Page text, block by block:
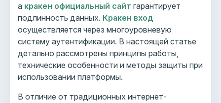
а кракен официальный сайт гарантирует
подлинность данных. Кракен вход
осуществляется через многоуровневую
систему аутентификации. В настоящей статье
детально рассмотрены принципы работы,
технические особенности и методы защиты при
использовании платформы.
В отличие от традиционных интернет-